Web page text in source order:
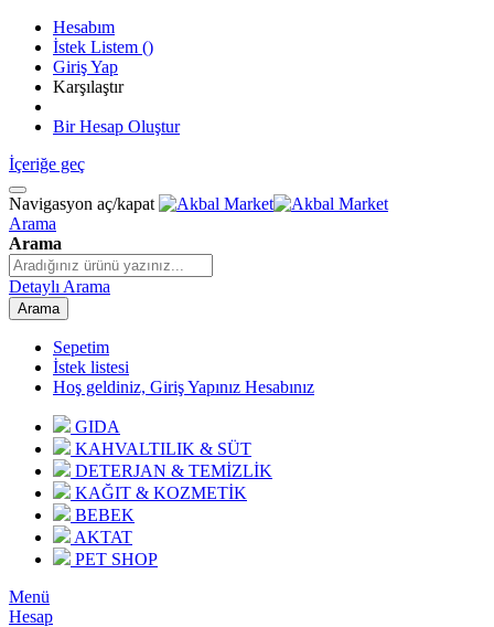
Hesabım
İstek Listem ()
Giriş Yap
Karşılaştır
Bir Hesap Oluştur
İçeriğe geç
Navigasyon aç/kapat
Arama
Arama
Detaylı Arama
Arama
Sepetim
İstek listesi
Hoş geldiniz, Giriş Yapınız Hesabınız
GIDA
KAHVALTILIK & SÜT
DETERJAN & TEMİZLİK
KAĞIT & KOZMETİK
BEBEK
AKTAT
PET SHOP
Menü
Hesap